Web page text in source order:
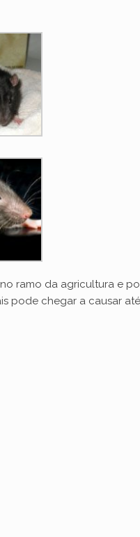
ramo da agricultura e
pode chegar a causar